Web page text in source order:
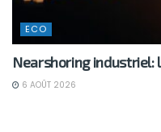
ECO
Nearshoring industriel:
6 AOÛT 2026